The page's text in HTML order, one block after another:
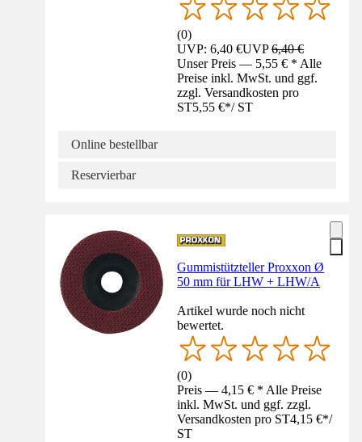
(0)
UVP: 6,40 €UVP6,40 €
Unser Preis — 5,55 € * Alle
Preise inkl. MwSt. und ggf.
zzgl. Versandkosten pro
ST5,55 €*/ ST
Online bestellbar
Reservierbar
Gummistützteller Proxxon Ø
50 mm für LHW + LHW/A
Artikel wurde noch nicht
bewertet.
(0)
Preis — 4,15 € * Alle Preise
inkl. MwSt. und ggf. zzgl.
Versandkosten pro ST4,15 €*/
ST